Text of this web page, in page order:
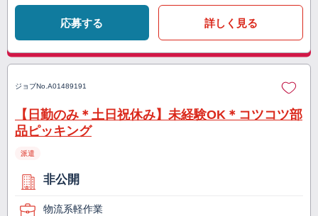
応募する 詳しく見る
ジョブNo. A01489191
【日勤のみ＊土日祝休み】未経験OK＊コツコツ部
品ピッキング
派遣
非公開
物流系軽作業